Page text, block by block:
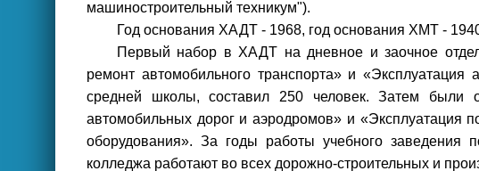
машиностроительный техникум").
Год основания ХАДТ - 1968, год основания ХМТ -
Первый набор в ХАДТ на дневное и заочное
ремонт автомобильного транспорта» и
средней школы, составил 250 человек. Затем были
автомобильных дорог и аэродромов» и «Эксплуатация
оборудования». За годы работы учебного заведения
колледжа работают во всех дорожно-строительных и